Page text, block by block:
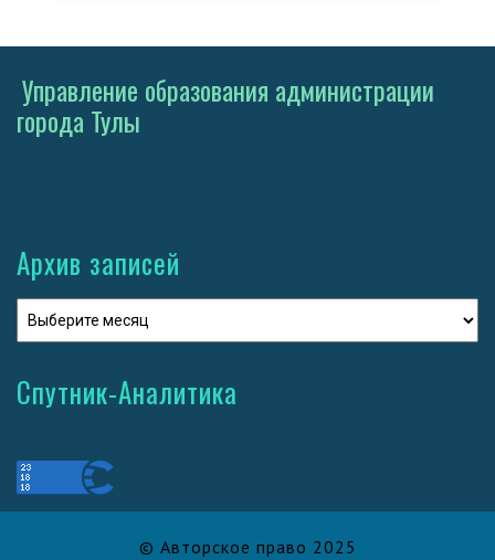
Управление образования администрации
города Тулы
Архив записей
Спутник-Аналитика
© Авторское право 2025